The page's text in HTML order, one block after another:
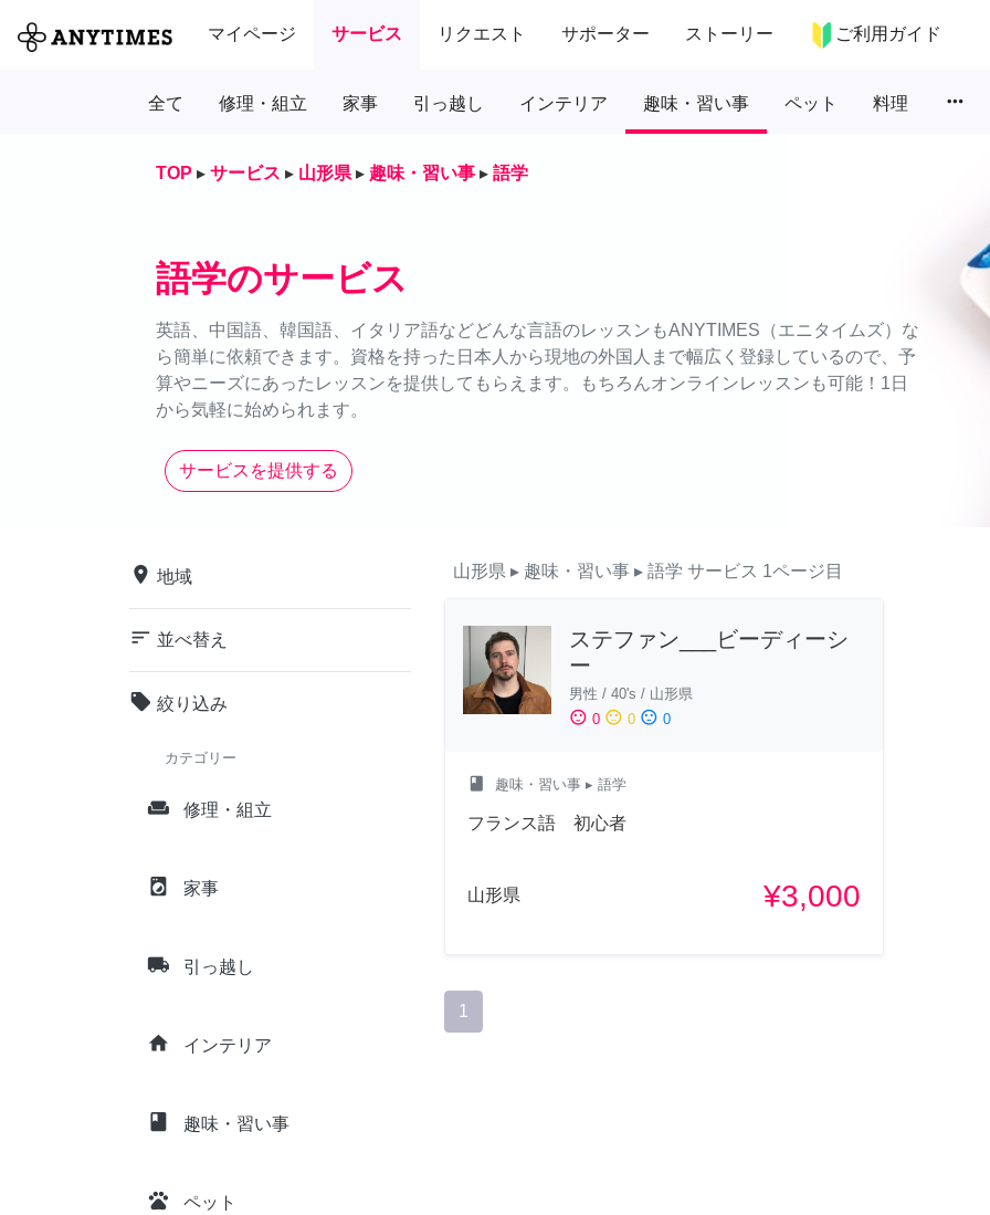
マイページ サービス リクエスト サポーター ストーリー ご利用ガイド
全て 修理・組立 家事 引っ越し インテリア 趣味・習い事 ペット 料理 more_horiz
TOP ▸ サービス ▸ 山形県 ▸ 趣味・習い事 ▸ 語学
語学のサービス
英語、中国語、韓国語、イタリア語などどんな言語のレッスンもANYTIMES（エニタイムズ）な
ら簡単に依頼できます。資格を持った日本人から現地の外国人まで幅広く登録しているので、予
算やニーズにあったレッスンを提供してもらえます。もちろんオンラインレッスンも可能！1日
から気軽に始められます。
サービスを提供する
place 地域
sort 並べ替え
local_offer 絞り込み
カテゴリー
weekend 修理・組立
local_laundry_service 家事
local_shipping 引っ越し
home インテリア
class 趣味・習い事
pets ペット
山形県 ▸ 趣味・習い事 ▸ 語学 サービス 1ページ目
ステファン___ビーディーシ
ー
男性 / 40's / 山形県
sentiment_satisfied 0 sentiment_neutral 0 sentiment_dissatisfied 0
class 趣味・習い事 ▸ 語学
フランス語 初心者
山形県 ¥3,000
1